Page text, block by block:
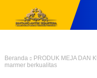
Beranda PRODUK MEJA DAN
marmer berkualitas